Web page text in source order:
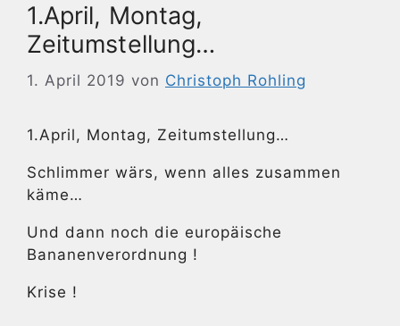
1.April, Montag,
Zeitumstellung…
1. April 2019 von Christoph Rohling
1.April, Montag, Zeitumstellung…
Schlimmer wärs, wenn alles zusammen
käme…
Und dann noch die europäische
Bananenverordnung !
Krise !